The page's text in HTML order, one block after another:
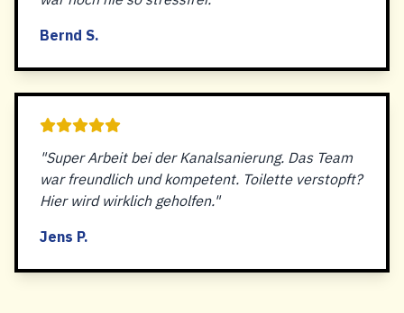
Bernd S.
"Super Arbeit bei der Kanalsanierung. Das Team
war freundlich und kompetent. Toilette verstopft?
Hier wird wirklich geholfen."
Jens P.